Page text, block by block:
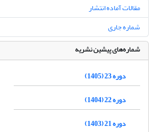
مقالات آماده انتشار
شماره جاری
شماره‌های پیشین نشریه
دوره 23 (1405)
دوره 22 (1404)
دوره 21 (1403)